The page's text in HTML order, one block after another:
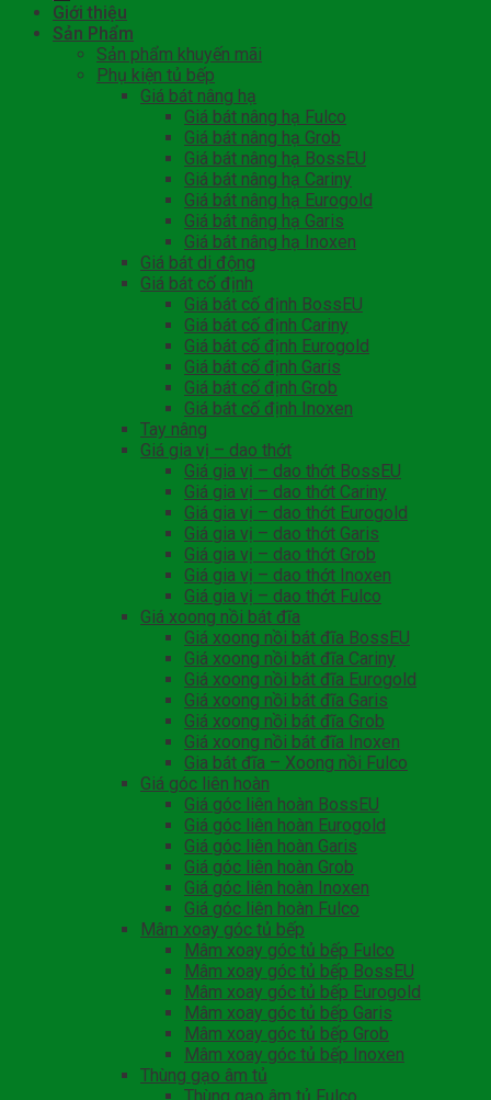
Giới thiệu
Sản Phẩm
Sản phẩm khuyến mãi
Phụ kiện tủ bếp
Giá bát nâng hạ
Giá bát nâng hạ Fulco
Giá bát nâng hạ Grob
Giá bát nâng hạ BossEU
Giá bát nâng hạ Cariny
Giá bát nâng hạ Eurogold
Giá bát nâng hạ Garis
Giá bát nâng hạ Inoxen
Giá bát di động
Giá bát cố định
Giá bát cố định BossEU
Giá bát cố định Cariny
Giá bát cố định Eurogold
Giá bát cố định Garis
Giá bát cố định Grob
Giá bát cố định Inoxen
Tay nâng
Giá gia vị – dao thớt
Giá gia vị – dao thớt BossEU
Giá gia vị – dao thớt Cariny
Giá gia vị – dao thớt Eurogold
Giá gia vị – dao thớt Garis
Giá gia vị – dao thớt Grob
Giá gia vị – dao thớt Inoxen
Giá gia vị – dao thớt Fulco
Giá xoong nồi bát đĩa
Giá xoong nồi bát đĩa BossEU
Giá xoong nồi bát đĩa Cariny
Giá xoong nồi bát đĩa Eurogold
Giá xoong nồi bát đĩa Garis
Giá xoong nồi bát đĩa Grob
Giá xoong nồi bát đĩa Inoxen
Gia bát đĩa – Xoong nồi Fulco
Giá góc liên hoàn
Giá góc liên hoàn BossEU
Giá góc liên hoàn Eurogold
Giá góc liên hoàn Garis
Giá góc liên hoàn Grob
Giá góc liên hoàn Inoxen
Giá góc liên hoàn Fulco
Mâm xoay góc tủ bếp
Mâm xoay góc tủ bếp Fulco
Mâm xoay góc tủ bếp BossEU
Mâm xoay góc tủ bếp Eurogold
Mâm xoay góc tủ bếp Garis
Mâm xoay góc tủ bếp Grob
Mâm xoay góc tủ bếp Inoxen
Thùng gạo âm tủ
Thùng gạo âm tủ Fulco